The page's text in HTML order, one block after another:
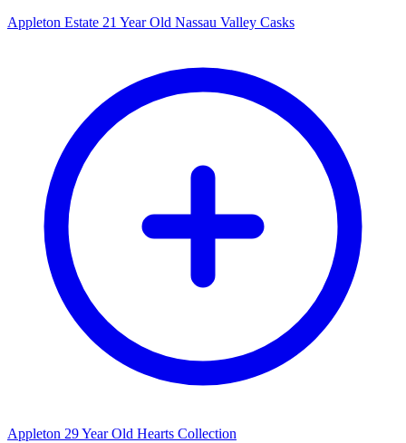
Appleton Estate 21 Year Old Nassau Valley Casks
Appleton 29 Year Old Hearts Collection